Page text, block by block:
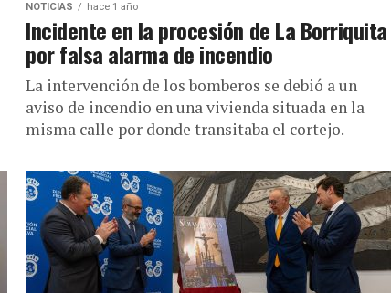
NOTICIAS hace 1 año
Incidente en la procesión de La Borriquita
por falsa alarma de incendio
La intervención de los bomberos se debió a un
aviso de incendio en una vivienda situada en la
misma calle por donde transitaba el cortejo.